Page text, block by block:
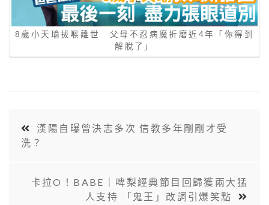
8歲小天瑜拔喉離世 父母不忍病魔折磨近4年「你得到
解脫了」
漢陽自曝曾決志多次 信教多年剛剛才受
洗？
卡拉O！BABE｜啤梨經典節目回歸獲兩大猛
人支持 「鬼王」改詞引爆笑點